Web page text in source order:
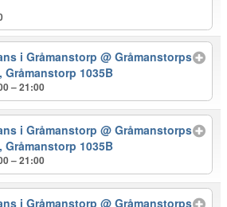
i Gråmanstorp@ Gråmanstorps
Gråmanstorp 1035B
– 21:00
i Gråmanstorp@ Gråmanstorps
Gråmanstorp 1035B
– 21:00
i Gråmanstorp@ Gråmanstorps